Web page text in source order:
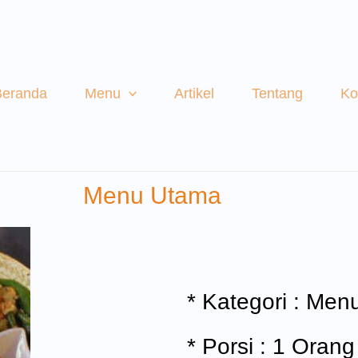
Menu Artikel Tentang
Menu Utama
* Kategori :
* Porsi : 1 Orang